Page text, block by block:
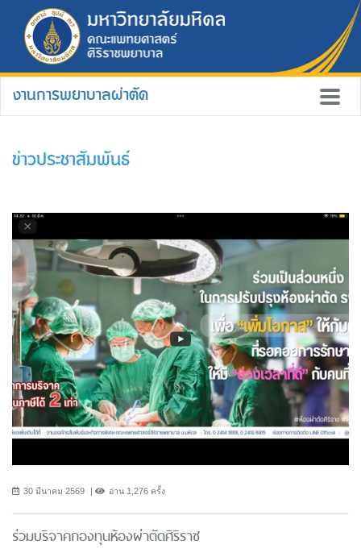
งานการพยาบาลผ่าตัด
ข่าวประชาสัมพันธ์
30 มีนาคม 2569 อ่าน 1,276 ครั้ง
ร่วมบริจาคกองทุนห้องผ่าตัดศิริราช